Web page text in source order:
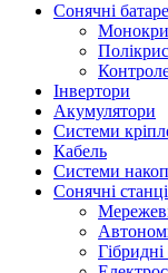
Сонячні
Інвертори
Акумулятори
Системи
Кабель
Системи
Сонячні
Гібридні